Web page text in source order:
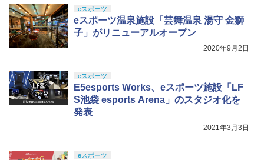
￥10,737
￥14,141
5
『映画 ラブライブ！蓮ノ空女学院スクー
ルアイドルクラブ Bloom Garden Part
￥8,589
eスポーツ
eスポーツ温泉施設「芸舞温泉 湯守 金獅
子」がリニューアルオープン
2020年9月2日
eスポーツ
E5esports Works、eスポーツ施設「LF
S池袋 esports Arena」のスタジオ化を
発表
2021年3月3日
eスポーツ